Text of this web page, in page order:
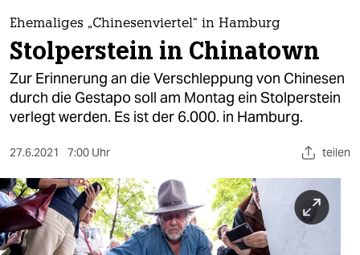
themen
politik
öko
gesellschaft
sport
berlin
Ehemaliges „Chinesenviertel“ in Hamburg
Stolperstein in Chinatown
Zur Erinnerung an die Verschleppung von Chinesen
durch die Gestapo soll am Montag ein Stolperstein
verlegt werden. Es ist der 6.000. in Hamburg.
27.6.2021 7:00 Uhr teilen